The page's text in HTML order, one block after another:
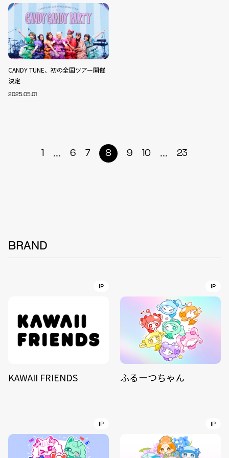
CANDY TUNE、初の全国ツアー開催
決定
2025.05.01
1 ... 6 7 8 9 10 ... 23
BRAND
IP
KAWAII FRIENDS
IP
ふるーつちゃん
IP IP